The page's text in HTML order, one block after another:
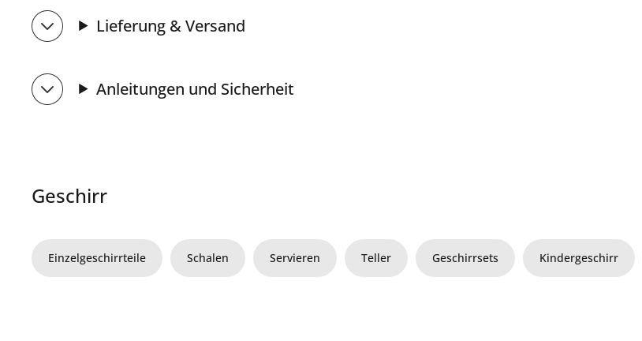
Lieferung & Versand
Anleitungen und Sicherheit
Geschirr
Einzelgeschirrteile Schalen Servieren Teller Geschirrsets Kindergeschirr